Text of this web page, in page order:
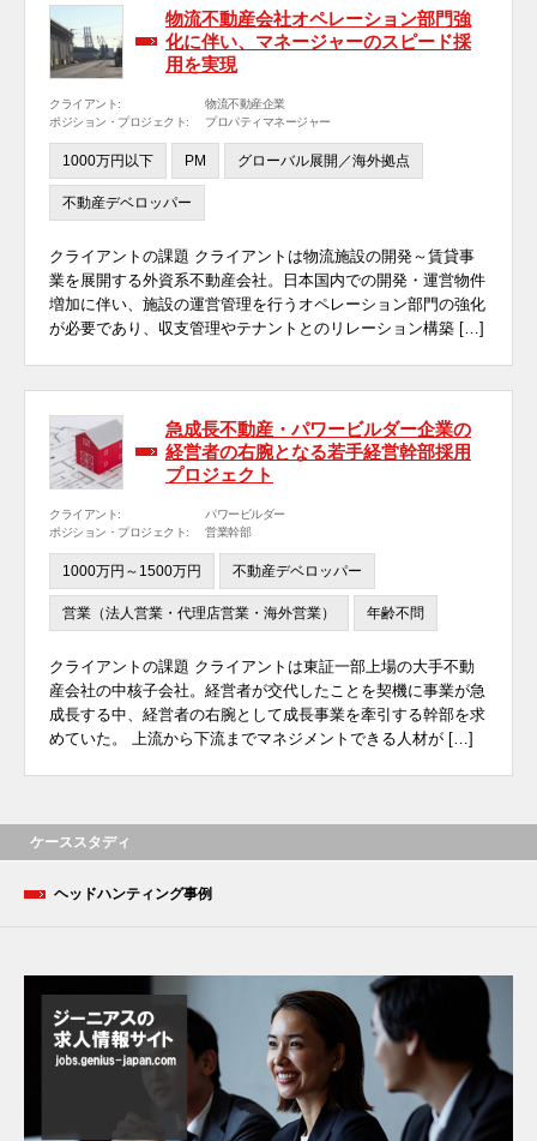
物流不動産会社オペレーション部門強
化に伴い、マネージャーのスピード採
用を実現
クライアント:
物流不動産企業
ポジション・プロジェクト:
プロパティマネージャー
1000万円以下 PM グローバル展開／海外拠点
不動産デベロッパー
クライアントの課題 クライアントは物流施設の開発～賃貸事
業を展開する外資系不動産会社。日本国内での開発・運営物件
増加に伴い、施設の運営管理を行うオペレーション部門の強化
が必要であり、収支管理やテナントとのリレーション構築 […]
急成長不動産・パワービルダー企業の
経営者の右腕となる若手経営幹部採用
プロジェクト
クライアント:
パワービルダー
ポジション・プロジェクト:
営業幹部
1000万円～1500万円 不動産デベロッパー
営業（法人営業・代理店営業・海外営業） 年齢不問
クライアントの課題 クライアントは東証一部上場の大手不動
産会社の中核子会社。経営者が交代したことを契機に事業が急
成長する中、経営者の右腕として成長事業を牽引する幹部を求
めていた。 上流から下流までマネジメントできる人材が […]
ケーススタディ
ヘッドハンティング事例